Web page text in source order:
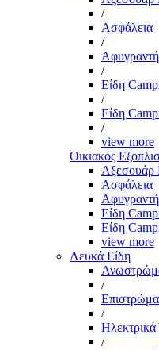
/
Ασφάλεια
/
/
Είδη
/
Είδη
/
view more
Οικιακός
Αξεσουάρ
Ασφάλεια
Είδη
Είδη
view more
Λευκά Είδη
/
/
/